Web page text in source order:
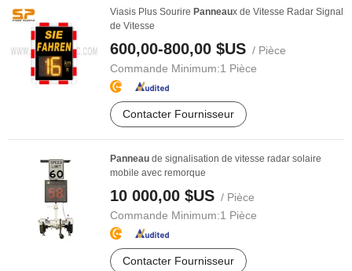
Viasis Plus Sourire Panneaux de Vitesse Radar Signal
de Vitesse
600,00-800,00 $US / Pièce
Commande Minimum:1 Pièce
Contacter Fournisseur
Panneau de signalisation de vitesse radar solaire
mobile avec remorque
10 000,00 $US / Pièce
Commande Minimum:1 Pièce
Contacter Fournisseur